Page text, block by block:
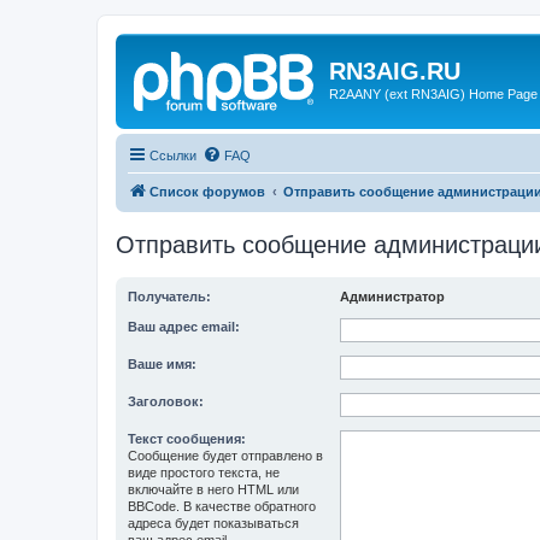
RN3AIG.RU
R2AANY (ext RN3AIG) Home Page
Ссылки FAQ
Список форумов Отправить сообщение
Отправить сообщение
Получатель: Администратор
Ваш адрес email:
Ваше имя:
Заголовок:
Текст сообщения:
Сообщение будет отправлено в
виде простого текста, не
включайте в него HTML или
BBCode. В качестве обратного
адреса будет показываться